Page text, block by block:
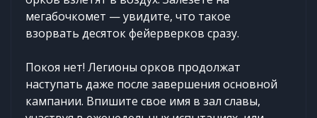
мегабочкомет — увидите, что такое
взорвать десяток фейерверков сразу.
Покоя нет! Легионы орков продолжат
наступать даже после завершения основной
кампании. Впишите свое имя в зал славы,